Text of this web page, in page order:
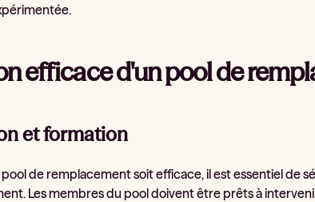
efficace d'un pool de
et formation
de remplacement soit efficace, il est essentiel de
Les membres du pool doivent être prêts à